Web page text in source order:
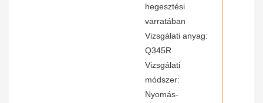
hegesztési
varratában
Vizsgálati anyag:
Q345R
Vizsgálati
módszer:
Nyomás-